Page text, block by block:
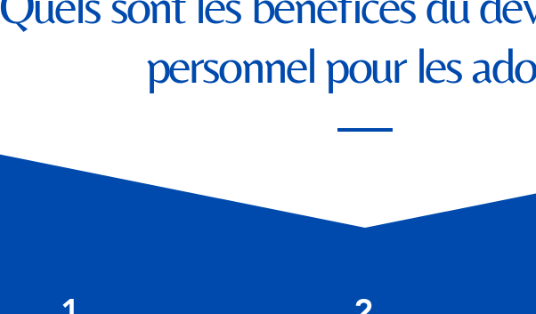
personnel pour les